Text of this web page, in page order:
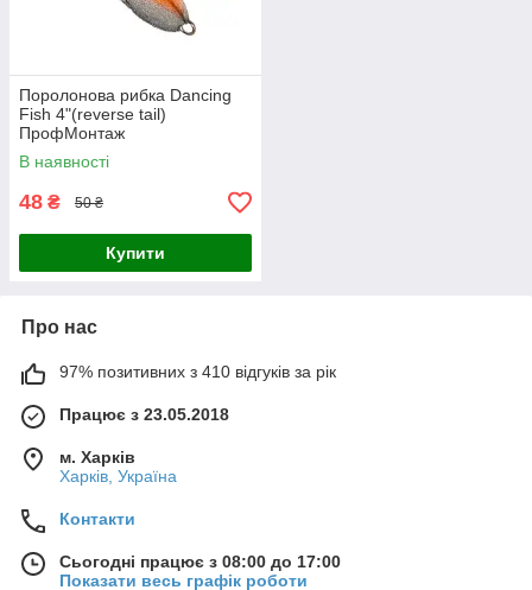
Поролонова рибка Dancing
Fish 4"(reverse tail)
ПрофМонтаж
В наявності
48 ₴ 50 ₴
Купити
Про нас
97% позитивних з 410 відгуків за рік
Працює з 23.05.2018
м. Харків
Харків, Україна
Контакти
Сьогодні працює з 08:00 до 17:00
Показати весь графік роботи